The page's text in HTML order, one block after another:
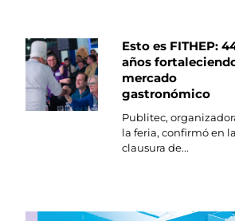
Esto es FITHEP:
años
mercado
gastronómico
Publitec,
la feria, confirmó en la
clausura de...